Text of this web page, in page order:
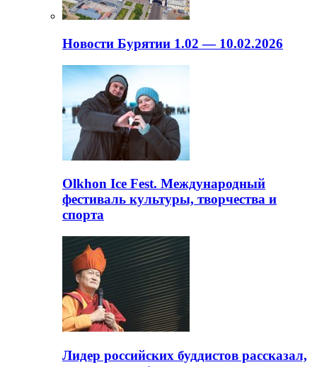
Новости Бурятии 1.02 — 10.02.2026
Olkhon Ice Fest. Международный
фестиваль культуры, творчества и
спорта
Лидер российских буддистов рассказал,